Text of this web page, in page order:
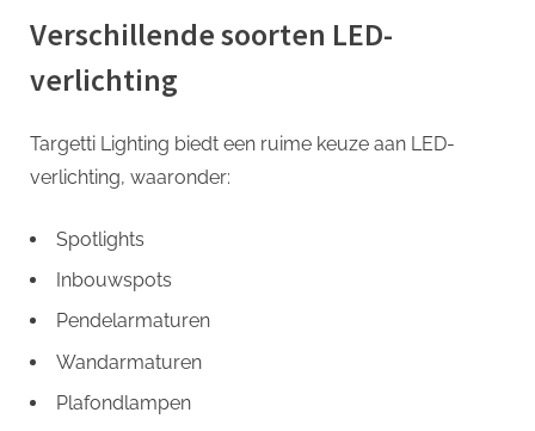
Verschillende soorten LED-
verlichting
Targetti Lighting biedt een ruime keuze aan LED-
verlichting, waaronder:
Spotlights
Inbouwspots
Pendelarmaturen
Wandarmaturen
Plafondlampen